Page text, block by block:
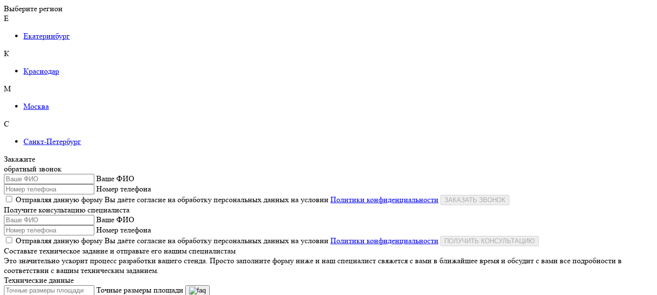
Выберите регион
Е
Екатеринбург
К
Краснодар
М
Москва
С
Санкт-Петербург
Закажите
обратный звонок
Ваше ФИО
Номер телефона
Отправляя данную форму Вы даёте согласие на обработку персональных данных на условии Политики конфиденциальности ЗАКАЗАТЬ ЗВОНОК
Получите консультацию специалиста
Ваше ФИО
Номер телефона
Отправляя данную форму Вы даёте согласие на обработку персональных данных на условии Политики конфиденциальности ПОЛУЧИТЬ КОНСУЛЬТАЦИЮ
Составьте техническое задание и отправьте его нашим специалистам
Это значительно ускорит процесс разработки вашего стенда. Просто заполните форму ниже и наш специалист свяжется с вами в ближайшее время и обсудит с вами все подробности в
соответствии с вашим техническим заданием.
Технические данные
Точные размеры площади